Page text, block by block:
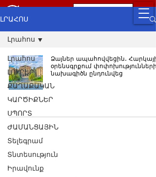
ԼՐԱՀՈՍ
Լրահոս
ԼՈՒՐԵՐ
ՔԱՂԱՔԱԿԱՆ
ԿԱՐԾԻՔՆԵՐ
ՍՊՈՐՏ
ԺԱՄԱՆՑԱՅԻՆ
Տելեգրամ
Տնտեսություն
Իրավունք
Լրահոս
Ձայներ ապահովվեցին․
օրենսգրքում փոփոխությունների
նախագիծն ընդունվեց